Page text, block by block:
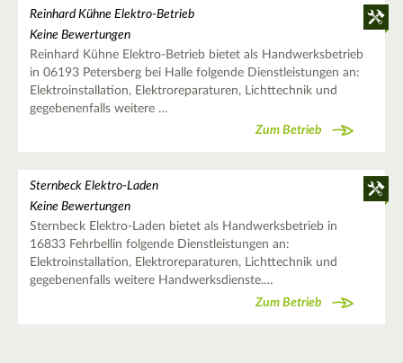
Reinhard Kühne Elektro-Betrieb
Keine Bewertungen
Reinhard Kühne Elektro-Betrieb bietet als Handwerksbetrieb
in 06193 Petersberg bei Halle folgende Dienstleistungen an:
Elektroinstallation, Elektroreparaturen, Lichttechnik und
gegebenenfalls weitere …
Zum Betrieb
Sternbeck Elektro-Laden
Keine Bewertungen
Sternbeck Elektro-Laden bietet als Handwerksbetrieb in
16833 Fehrbellin folgende Dienstleistungen an:
Elektroinstallation, Elektroreparaturen, Lichttechnik und
gegebenenfalls weitere Handwerksdienste.…
Zum Betrieb